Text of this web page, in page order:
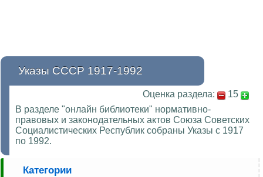
Указы СССР 1917-1992
Оценка раздела:
15
В разделе "онлайн библиотеки" нормативно-
правовых и законодательных актов Союза Советских
Социалистических Республик собраны Указы с 1917
по 1992.
Категории